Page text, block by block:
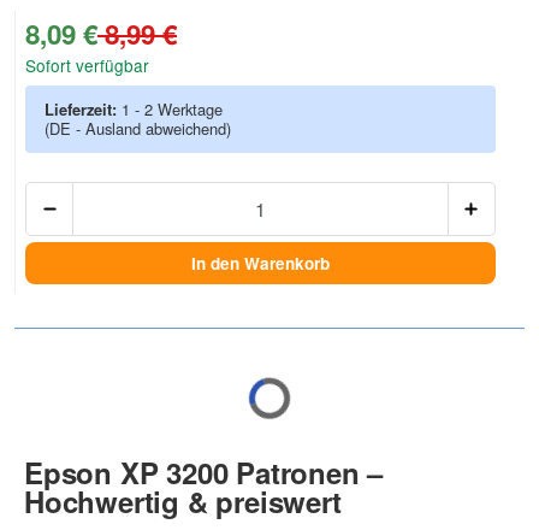
8,09 €8,99 €
Sofort verfügbar
Lieferzeit: 1 - 2 Werktage
(DE - Ausland abweichend)
In den Warenkorb
Epson XP 3200 Patronen –
Hochwertig & preiswert